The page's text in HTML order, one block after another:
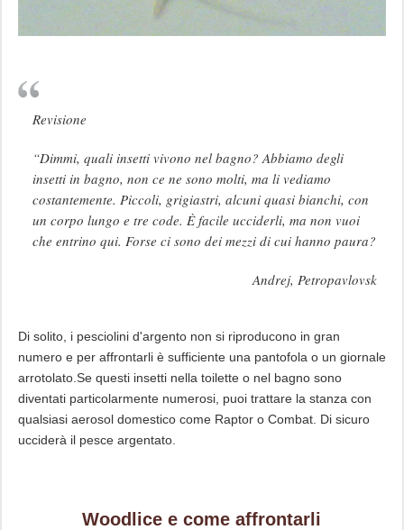
Revisione
“Dimmi, quali insetti vivono nel bagno? Abbiamo degli
insetti in bagno, non ce ne sono molti, ma li vediamo
costantemente. Piccoli, grigiastri, alcuni quasi bianchi, con
un corpo lungo e tre code. È facile ucciderli, ma non vuoi
che entrino qui. Forse ci sono dei mezzi di cui hanno paura?
Andrej, Petropavlovsk
Di solito, i pesciolini d'argento non si riproducono in gran
numero e per affrontarli è sufficiente una pantofola o un giornale
arrotolato.Se questi insetti nella toilette o nel bagno sono
diventati particolarmente numerosi, puoi trattare la stanza con
qualsiasi aerosol domestico come Raptor o Combat. Di sicuro
ucciderà il pesce argentato.
Woodlice e come affrontarli